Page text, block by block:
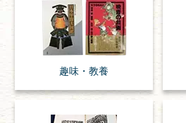
趣味・ 教養